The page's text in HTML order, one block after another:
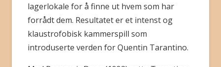
lagerlokale for å finne ut hvem som har
forrådt dem. Resultatet er et intenst og
klaustrofobisk kammerspill som
introduserte verden for Quentin Tarantino.